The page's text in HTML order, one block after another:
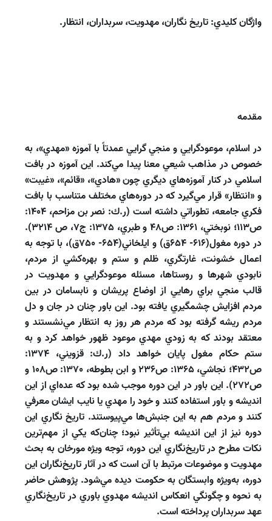
واژگان كليدي: تاريخ‌‌ نگاران، مهدويت، سربداران، انتظار.
مقدمه
در اسلام، موعودگرايي و منجي گرايي عمدتاً با آموزه «مهدي»، به
خصوص در مذاهب شيعي معنا پيدا مي‌‌كند. اين آموزه در بافت
اسلامي در كنار آموزه‌‌هاي ديگري چون «هادي»، «قائم»، «غيبت»
و «انتظار» قرار مي‌‌گيرد كه در دوره‌‌هاي مختلف متناسب با بافت
فكري جامعه، تطوراتي داشته است (ر.ك: نصر بن مزاحم، 1404:
ص113؛ نوبختي، 1361: ص48 و طبري، 1375: ج7، ص 3214).
در دوره مغول(616- 654ق) و ايلخاني(654- 750ق)، با توجه به
اعمال خشونت، غارتگري، ظلم و ستم و بهره‌‌كشي از مردم،
نابودي شهرها و روستاها، مسئله موعودگرايي و مهدويت در
قالب منجي براي رهايي از اوضاع پريشان و نابسامان در بين
مردم افزايش چشمگيري يافته بود. اين باور چنان در جان و دل
مردم ريشه گرفته بود كه مردم هر روز به انتظار مي‌‌نشستند و
معتقد بودند كه به زودي مهدي موعود ظهور خواهد كرد و به
ستم حكام مغول پايان خواهد داد (ر.ك: قزويني، 1374:
ص432؛ نجاشي، 1365: ص236 و ابن بطوطه، 1370: ص108 و
ص272). اين باور در اين دوره موجب شده بود كه عده‌‌اي از اين
انديشه و باور استفاده كنند و خود را مهدي يا نايب ايشان معرفي
كنند و مردم هم به اين جنبش‌‌ها مي‌‌پيوستند. تاريخ نگاري اين
دوره نيز از اين انديشه بي‌‌تأثير نبود؛ چنان‌كه يكي از مهم‌‌ترين
نكات مطرح در تاريخ‌نگاري اين دوره، توجه ويژه مورخان به بحث
مهدويت و موضوعات مرتبط با آن است كه در آثار تاريخ‌نگاران اين
دوره، به‌ويژه وابستگان به حكومت ديده مي‌شود. پژوهش حاضر
به نحوه و چگونگي انعكاس انديشه مهدوي‌‌ باوري در تاريخ‌‌نگاري
عهد سربداران پرداخته است.